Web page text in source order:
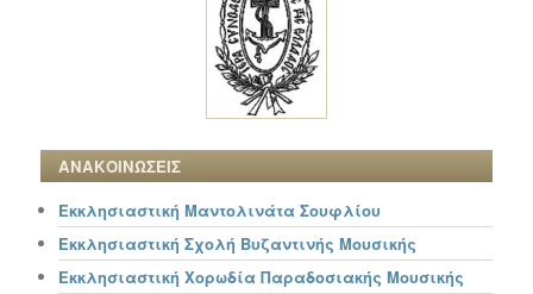
ΑΝΑΚΟΙΝΩΣΕΙΣ
Εκκλησιαστική Μαντολινάτα Σουφλίου
Εκκλησιαστική Σχολή Βυζαντινής Μουσικής
Εκκλησιαστική Χορωδία Παραδοσιακής Μουσικής